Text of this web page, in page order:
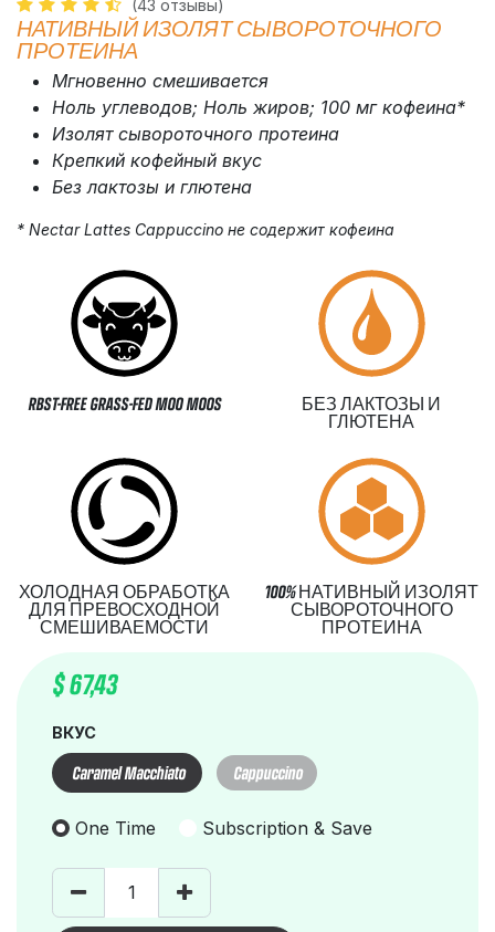
(43 отзывы)
НАТИВНЫЙ ИЗОЛЯТ СЫВОРОТОЧНОГО
ПРОТЕИНА
Мгновенно смешивается
Ноль углеводов; Ноль жиров; 100 мг кофеина*
Изолят сывороточного протеина
Крепкий кофейный вкус
Без лактозы и глютена
* Nectar Lattes Cappuccino не содержит кофеина
RBST-FREE GRASS-FED MOO MOOS БЕЗ ЛАКТОЗЫ И
ГЛЮТЕНА
ХОЛОДНАЯ ОБРАБОТКА
ДЛЯ ПРЕВОСХОДНОЙ
СМЕШИВАЕМОСТИ
100% НАТИВНЫЙ ИЗОЛЯТ
СЫВОРОТОЧНОГО
ПРОТЕИНА
$67,43
ВКУС
Caramel Macchiato Cappuccino
One Time Subscription & Save